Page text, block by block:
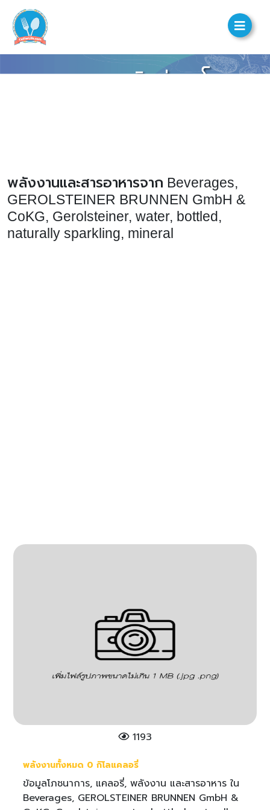
พลังงานและสารอาหารจาก Beverages,
GEROLSTEINER BRUNNEN GmbH &
CoKG, Gerolsteiner, water, bottled,
naturally sparkling, mineral
1193
พลังงานทั้งหมด 0 กิโลแคลอรี่
ข้อมูลโภชนาการ, แคลอรี่, พลังงาน และสารอาหาร ใน
Beverages, GEROLSTEINER BRUNNEN GmbH &